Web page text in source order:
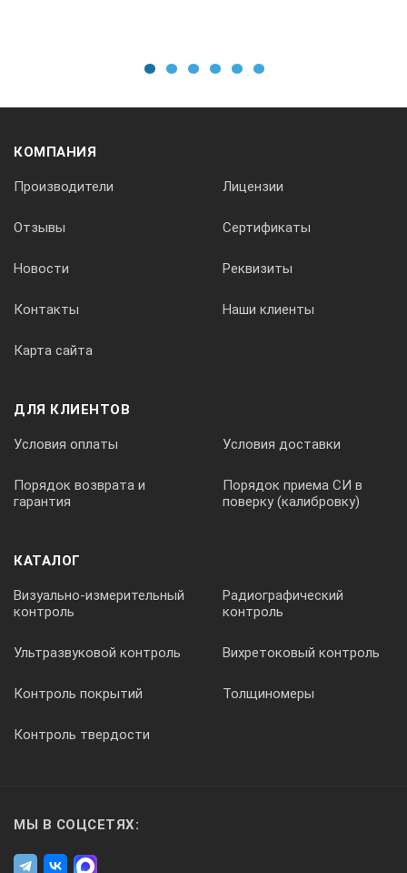
КОМПАНИЯ
Производители Лицензии
Отзывы Сертификаты
Новости Реквизиты
Контакты Наши клиенты
Карта сайта
ДЛЯ КЛИЕНТОВ
Условия оплаты Условия доставки
Порядок возврата и
гарантия
Порядок приема СИ в
поверку (калибровку)
КАТАЛОГ
Визуально-измерительный
контроль
Радиографический
контроль
Ультразвуковой контроль Вихретоковый контроль
Контроль покрытий Толщиномеры
Контроль твердости
МЫ В СОЦСЕТЯХ: